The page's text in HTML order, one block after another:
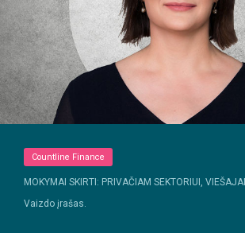
Countline Finance
MOKYMAI SKIRTI: PRIVAČIAM SEKTORIUI,
Vaizdo įrašas.